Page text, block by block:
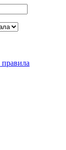
правила